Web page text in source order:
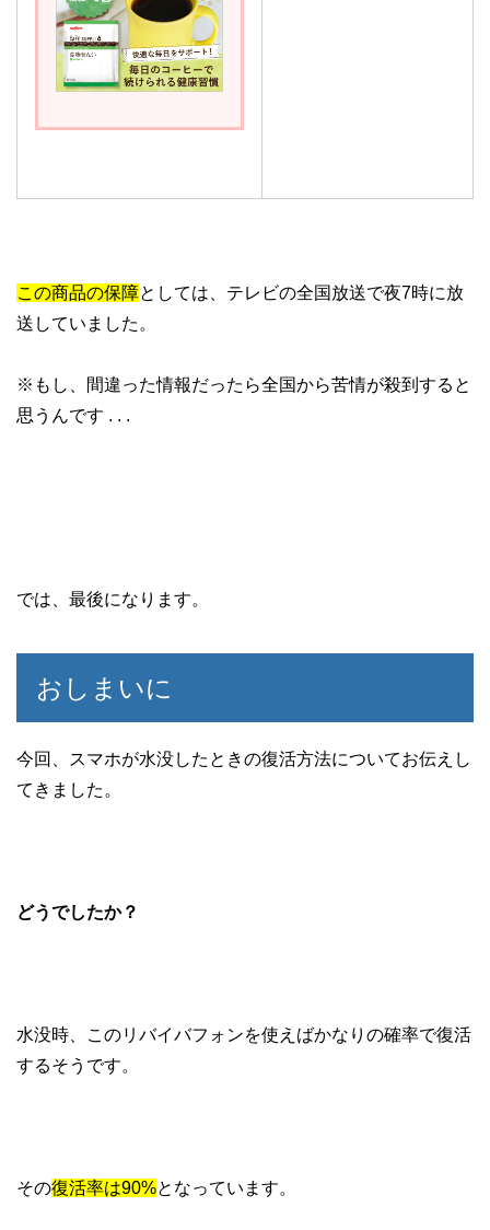
この商品の保障としては、テレビの全国放送で夜7時に放
送していました。
※もし、間違った情報だったら全国から苦情が殺到すると
思うんです . . .
では、最後になります。
おしまいに
今回、スマホが水没したときの復活方法についてお伝えし
てきました。
どうでしたか？
水没時、このリバイバフォンを使えばかなりの確率で復活
するそうです。
その復活率は90%となっています。